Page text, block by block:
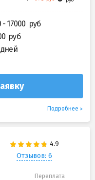
- 17000
дней
Подробнее
Отзывов: 6
Переплата